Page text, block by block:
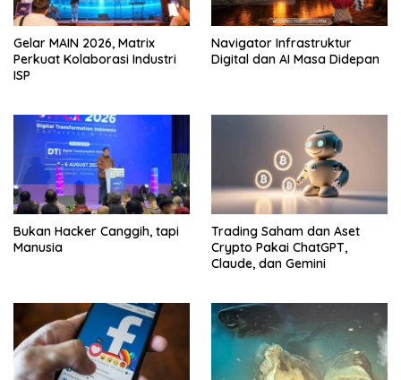
Gelar MAIN 2026, Matrix
Perkuat Kolaborasi Industri
ISP
Navigator Infrastruktur
Digital dan AI Masa Didepan
Bukan Hacker Canggih, tapi
Manusia
Trading Saham dan Aset
Crypto Pakai ChatGPT,
Claude, dan Gemini